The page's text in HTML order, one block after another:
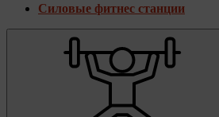
Силовые фитнес станции